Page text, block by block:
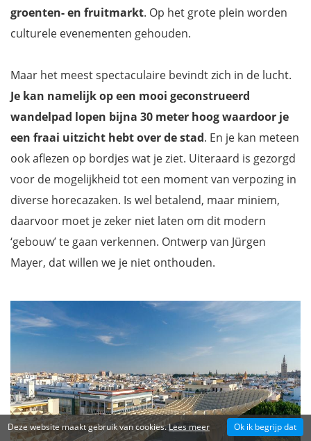
groenten- en fruitmarkt. Op het grote plein worden
culturele evenementen gehouden.
Maar het meest spectaculaire bevindt zich in de lucht.
Je kan namelijk op een mooi geconstrueerd
wandelpad lopen bijna 30 meter hoog waardoor je
een fraai uitzicht hebt over de stad. En je kan meteen
ook aflezen op bordjes wat je ziet. Uiteraard is gezorgd
voor de mogelijkheid tot een moment van verpozing in
diverse horecazaken. Is wel betalend, maar miniem,
daarvoor moet je zeker niet laten om dit modern
‘gebouw’ te gaan verkennen. Ontwerp van Jürgen
Mayer, dat willen we je niet onthouden.
Deze website maakt gebruik van cookies.Lees meer Ok ik begrijp dat